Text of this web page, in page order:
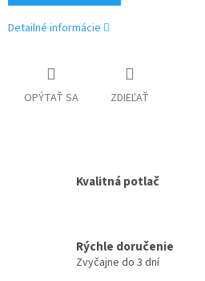
Detailné informácie
OPÝTAŤ SA ZDIEĽAŤ
Kvalitná potlač
Rýchle doručenie
Zvyčajne do 3 dní